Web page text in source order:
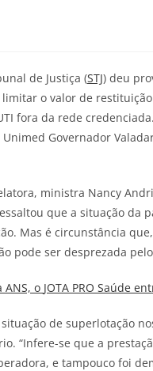
de Justiça (STJ) deu
limitar o valor de
fora da rede
Governador
ministra Nancy
que a situação
Mas é circunstância
pode ser desprezada
ANS, o JOTA PRO Saúde
de superlotação
“Infere-se que a
e tampouco foi